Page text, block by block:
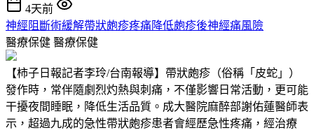
4天前
神經阻斷術緩解帶狀皰疹疼痛降低皰疹後神經痛風險
醫療保健 醫療保健
【柿子日報記者李玲/台南報導】帶狀皰疹（俗稱「皮蛇」）
發作時，常伴隨劇烈灼熱與刺痛，不僅影響日常活動，更可能
干擾夜間睡眠，降低生活品質。成大醫院麻醉部謝佑蓮醫師表
示，超過九成的急性帶狀皰疹患者會經歷急性疼痛，經治療